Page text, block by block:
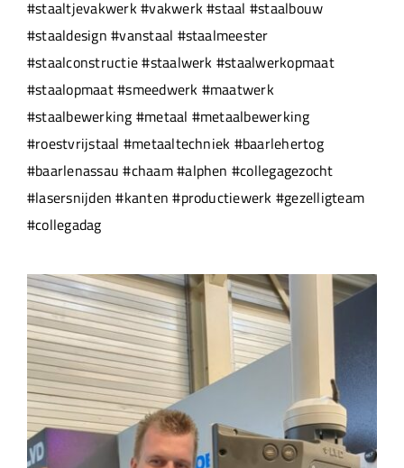
#staaltjevakwerk #vakwerk #staal #staalbouw
#staaldesign #vanstaal #staalmeester
#staalconstructie #staalwerk #staalwerkopmaat
#staalopmaat #smeedwerk #maatwerk
#staalbewerking #metaal #metaalbewerking
#roestvrijstaal #metaaltechniek #baarlehertog
#baarlenassau #chaam #alphen #collegagezocht
#lasersnijden #kanten #productiewerk #gezelligteam
#collegadag